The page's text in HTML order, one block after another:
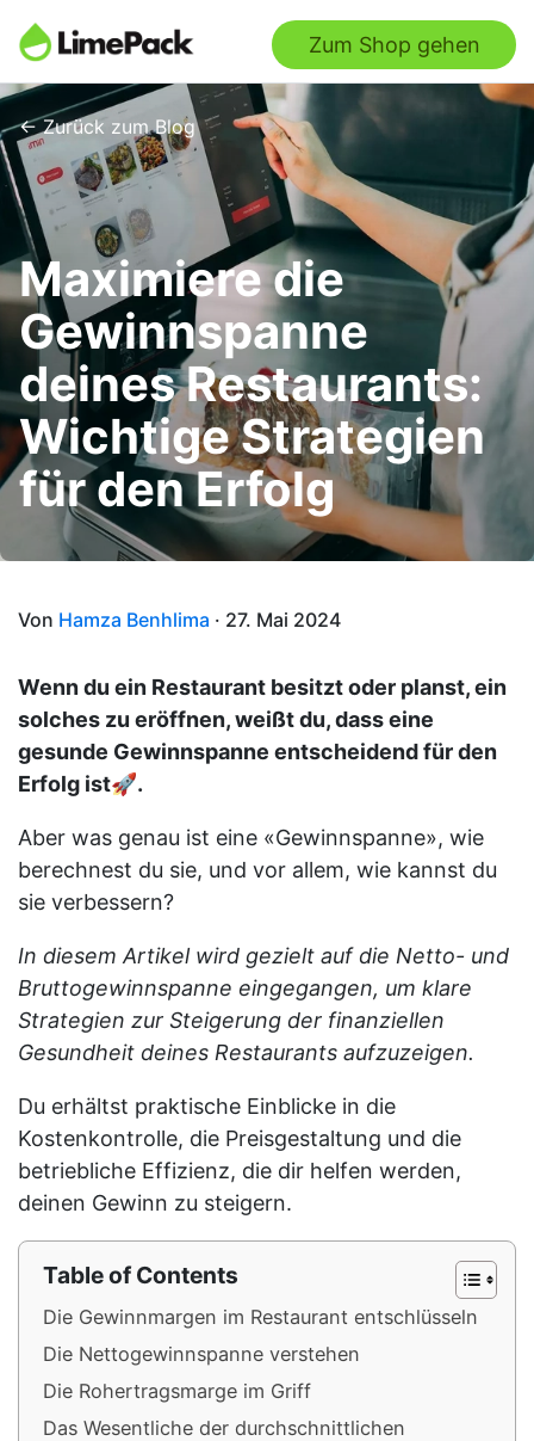
Zum Shop gehen
← Zurück zum Blog
Maximiere die
Gewinnspanne
deines Restaurants:
Wichtige Strategien
für den Erfolg
Von Hamza Benhlima · 27. Mai 2024
Wenn du ein Restaurant besitzt oder planst, ein
solches zu eröffnen, weißt du, dass eine
gesunde Gewinnspanne entscheidend für den
Erfolg ist🚀.
Aber was genau ist eine «Gewinnspanne», wie
berechnest du sie, und vor allem, wie kannst du
sie verbessern?
In diesem Artikel wird gezielt auf die Netto- und
Bruttogewinnspanne eingegangen, um klare
Strategien zur Steigerung der finanziellen
Gesundheit deines Restaurants aufzuzeigen.
Du erhältst praktische Einblicke in die
Kostenkontrolle, die Preisgestaltung und die
betriebliche Effizienz, die dir helfen werden,
deinen Gewinn zu steigern.
Table of Contents
Die Gewinnmargen im Restaurant entschlüsseln
Die Nettogewinnspanne verstehen
Die Rohertragsmarge im Griff
Das Wesentliche der durchschnittlichen